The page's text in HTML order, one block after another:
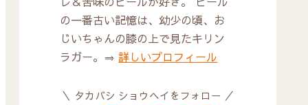
の一番古い記憶は、幼少の頃、お
じいちゃんの膝の上で見たキリン
ラガー。⇒詳しいプロフィール
タカバシ ショウヘイをフォロー